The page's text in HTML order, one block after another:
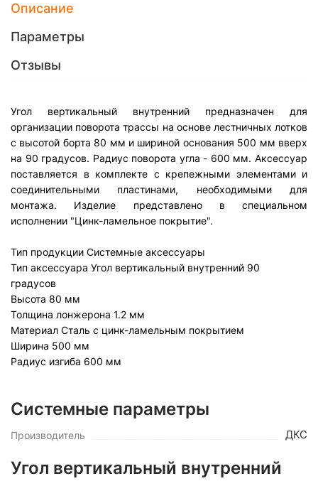
Описание
Параметры
Отзывы
Угол вертикальный внутренний предназначен для
организации поворота трассы на основе лестничных лотков
с высотой борта 80 мм и шириной основания 500 мм вверх
на 90 градусов. Радиус поворота угла - 600 мм. Аксессуар
поставляется в комплекте с крепежными элементами и
соединительными пластинами, необходимыми для
монтажа. Изделие представлено в специальном
исполнении "Цинк-ламельное покрытие".
Тип продукции Системные аксессуары
Тип аксессуара Угол вертикальный внутренний 90
градусов
Высота 80 мм
Толщина лонжерона 1.2 мм
Материал Сталь с цинк-ламельным покрытием
Ширина 500 мм
Радиус изгиба 600 мм
Системные параметры
Производитель ДКС
Угол вертикальный внутренний